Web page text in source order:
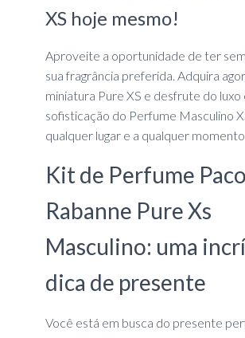
XS hoje mesmo!
Aproveite a oportunidade de ter
sua fragrância preferida. Adquira
miniatura Pure XS e desfrute do luxo
sofisticação do Perfume Masculino
qualquer lugar e a qualquer momento.
Kit de Perfume Paco
Rabanne Pure Xs
Masculino: uma
dica de presente
Você está em busca do presente